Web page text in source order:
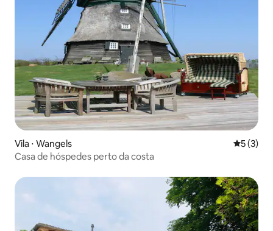
Vila ⋅ Wangels 5 de
5 (3)
Casa de hóspedes perto da costa